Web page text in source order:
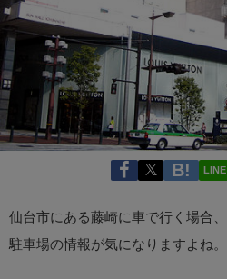
LINE
仙台市にある藤崎に車で行く場合、
駐車場の情報が気になりますよね。